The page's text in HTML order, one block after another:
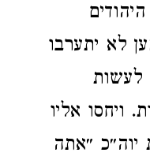
לא יתערבו
לעשות
ויחסו אליו
יוה״כ ״אתה